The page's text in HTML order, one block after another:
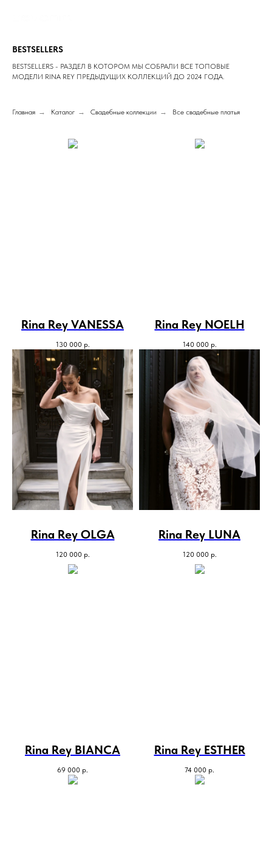
BESTSELLERS
BESTSELLERS - РАЗДЕЛ В КОТОРОМ МЫ СОБРАЛИ ВСЕ ТОПОВЫЕ
МОДЕЛИ RINA REY ПРЕДЫДУЩИХ КОЛЛЕКЦИЙ ДО 2024 ГОДА.
Главная → Каталог → Свадебные коллекции → Все свадебные платья
Rina Rey VANESSA
130 000 р.
Rina Rey NOELH
140 000 р.
Rina Rey OLGA
120 000 р.
Rina Rey LUNA
120 000 р.
Rina Rey BIANCA
69 000 р.
Rina Rey ESTHER
74 000 р.